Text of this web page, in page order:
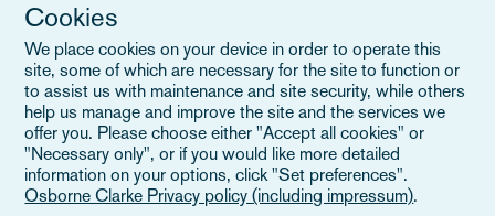
Mentions légales
Lorsque vous lisez "Osborne Clarke" sur ce site, nous faisons
référence soit à notre organisation internationale, Osborne Clarke
Verein (OCV), soit à l'un de ses cabinets membres. OCV est une
association suisse et ne fournit pas de services aux clients. Les
cabinets membres d'OCV sont tous des entités juridiques
Cookies
We place cookies on your device in order to operate this
site, some of which are necessary for the site to function or
to assist us with maintenance and site security, while others
help us manage and improve the site and the services we
offer you. Please choose either "Accept all cookies" or
"Necessary only", or if you would like more detailed
information on your options, click "Set preferences".
Osborne Clarke Privacy policy (including impressum).